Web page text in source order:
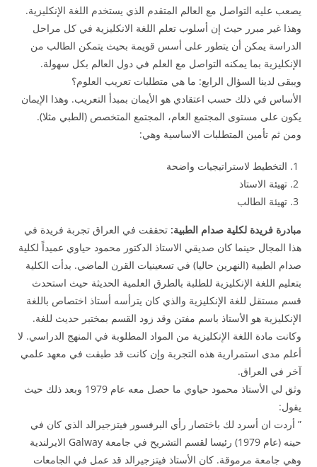
يصعب عليه التواصل مع العالم المتقدم الذي يستخدم اللغة الإنكليزية.
وهذا غير مبرر حيث إن أسلوب تعلم اللغة الانكليزية في كل مراحل
الدراسة يمكن أن يتطور على أسس قويمة بحيث يتمكن الطالب من
الإنكليزية بما يمكنه التواصل مع العلم في دول العالم بكل سهولة.
ويبقى لدينا السؤال الرابع: ما هي متطلبات تعريب العلوم؟
الأساس في ذلك حسب اعتقادي هو الأيمان بمبدأ التعريب. وهذا الإيمان
يكون على مستوى المجتمع العام، المجتمع المتخصص (الطبي مثلا).
ومن ثم تأمين المتطلبات الاساسية وهي:
التخطيط لاستراتيجيات واضحة
تهيئة الاستاذ
تهيئة الطالب
مبادرة فريدة لكلية صدام الطبية: تحققت في العراق تجربة فريدة في
هذا المجال حينما كان صديقي الاستاذ الدكتور محمود حياوي عميداً لكلية
صدام الطبية (النهرين حاليا) في تسعينيات القرن الماضي. بدأت الكلية
بتعليم اللغة الإنكليزية للطلبة بالطرق العلمية الحديثة حيث استحدث
قسم مستقل للغة الإنكليزية والذي كان يترأسه أستاذ اختصاص باللغة
الإنكليزية هو الأستاذ باسم مفتن وقد زود القسم بمختبر حديث للغة.
وكانت مادة اللغة الإنكليزية من المواد المطلوبة في المنهج الدراسي. لا
أعلم مدى استمرارية هذه التجربة وإن كانت قد طبقت في معهد علمي
آخر في العراق.
وثق لي الأستاذ محمود حياوي ما حصل معه عام 1979 وبعد ذلك حيث
يقول:
” أردت ان أسرد لك باختصار رأي البرفسور فيتزجيرالد الذي كان في
حينه (عام 1979) رئيسا لقسم التشريح في جامعة Galway الايرلندية
وهي جامعة مرموقة. كان الأستاذ فيتزجيرالد قد عمل في الجامعات